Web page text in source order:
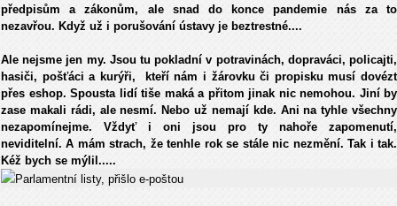
předpisům a zákonům, ale snad do konce pandemie nás za to
nezavřou. Když už i porušování ústavy je beztrestné....
Ale nejsme jen my. Jsou tu pokladní v potravinách, dopraváci, policajti,
hasiči, pošťáci a kurýři, kteří nám i žárovku či propisku musí dovézt
přes eshop. Spousta lidí tiše maká a přitom jinak nic nemohou. Jiní by
zase makali rádi, ale nesmí. Nebo už nemají kde. Ani na tyhle všechny
nezapomínejme. Vždyť i oni jsou pro ty nahoře zapomenutí,
neviditelní. A mám strach, že tenhle rok se stále nic nezmění. Tak i tak.
Kéž bych se mýlil.....
Parlamentní listy, přišlo e-poštou